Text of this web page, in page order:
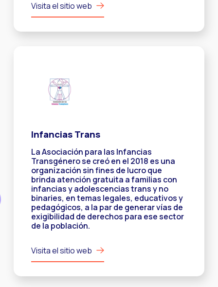
Visita el sitio web
Infancias Trans
La Asociación para las Infancias
Transgénero se creó en el 2018 es una
organización sin fines de lucro que
brinda atención gratuita a familias con
infancias y adolescencias trans y no
binaries, en temas legales, educativos y
pedagógicos, a la par de generar vías de
exigibilidad de derechos para ese sector
de la población.
Visita el sitio web